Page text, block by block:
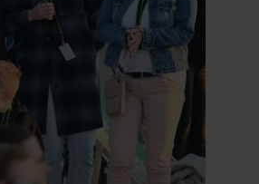
werden. Personenbezogene Daten
Datenschutzerklärung.